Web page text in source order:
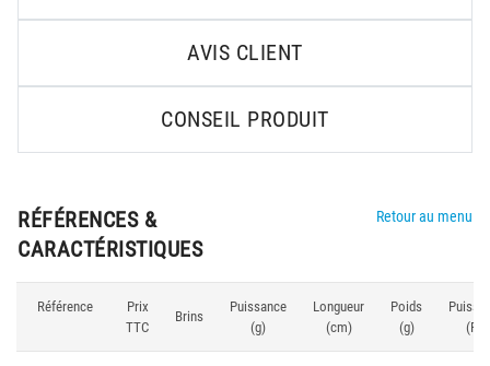
AVIS CLIENT
CONSEIL PRODUIT
RÉFÉRENCES &
CARACTÉRISTIQUES
Retour au menu
Référence
Prix
TTC
Brins
Puissance
(g)
Longueur
(cm)
Poids
(g)
(PE)